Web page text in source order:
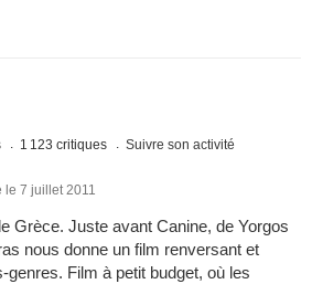
1 123 critiques Suivre son activité
le 7 juillet 2011
Grèce. Juste avant Canine, de Yorgos
nous donne un film renversant et
genres. Film à petit budget, où les